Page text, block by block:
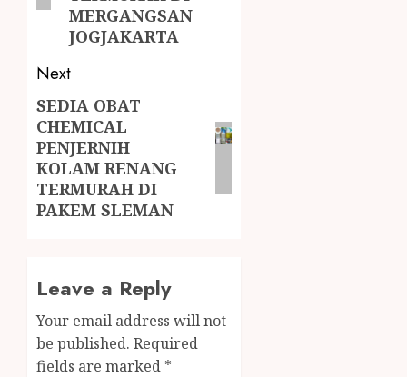
MERGANGSAN
JOGJAKARTA
Next
SEDIA OBAT
CHEMICAL
PENJERNIH
KOLAM RENANG
TERMURAH DI
PAKEM SLEMAN
Leave a Reply
Your email address will not
be published. Required
fields are marked *